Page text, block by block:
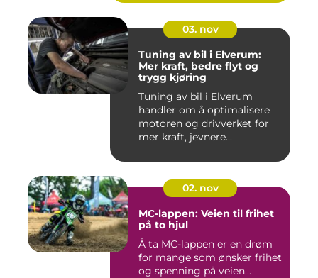
03. nov
Tuning av bil i Elverum:
Mer kraft, bedre flyt og
trygg kjøring
Tuning av bil i Elverum
handler om å optimalisere
motoren og drivverket for
mer kraft, jevnere...
02. nov
MC-lappen: Veien til frihet
på to hjul
Å ta MC-lappen er en drøm
for mange som ønsker frihet
og spenning på veien...